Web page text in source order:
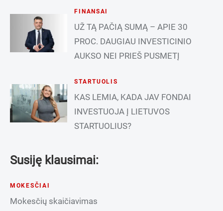
FINANSAI
UŽ TĄ PAČIĄ SUMĄ – APIE 30
PROC. DAUGIAU INVESTICINIO
AUKSO NEI PRIEŠ PUSMETĮ
STARTUOLIS
KAS LEMIA, KADA JAV FONDAI
INVESTUOJA Į LIETUVOS
STARTUOLIUS?
Susiję klausimai:
MOKESČIAI
Mokesčių skaičiavimas